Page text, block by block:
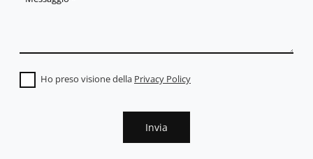
Ho preso visione della Privacy Policy
Invia